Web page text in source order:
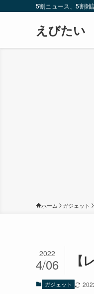
5割ニュース、5割雑
えびたい
ホーム ガジェット
【
2022
4/06
ガジェット